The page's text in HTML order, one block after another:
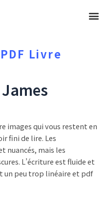
メ
Livre
images qui vous restent en
fini de lire. Les
nuancés, mais les
L’écriture est fluide et
un peu trop linéaire et pdf